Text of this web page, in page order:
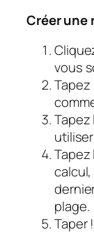
Créer une
vous
Tapez
plage.
Taper !